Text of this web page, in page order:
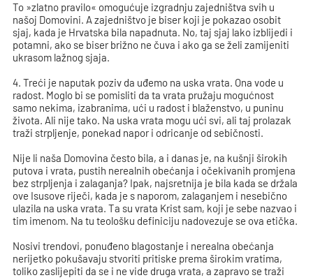
To »zlatno pravilo« omogućuje izgradnju zajedništva svih u
našoj Domovini. A zajedništvo je biser koji je pokazao osobit
sjaj, kada je Hrvatska bila napadnuta. No, taj sjaj lako izblijedi i
potamni, ako se biser brižno ne čuva i ako ga se želi zamijeniti
ukrasom lažnog sjaja.
4. Treći je naputak poziv da uđemo na uska vrata. Ona vode u
radost. Moglo bi se pomisliti da ta vrata pružaju mogućnost
samo nekima, izabranima, ući u radost i blaženstvo, u puninu
života. Ali nije tako. Na uska vrata mogu ući svi, ali taj prolazak
traži strpljenje, ponekad napor i odricanje od sebičnosti.
Nije li naša Domovina često bila, a i danas je, na kušnji širokih
putova i vrata, pustih nerealnih obećanja i očekivanih promjena
bez strpljenja i zalaganja? Ipak, najsretnija je bila kada se držala
ove Isusove riječi, kada je s naporom, zalaganjem i nesebično
ulazila na uska vrata. Ta su vrata Krist sam, koji je sebe nazvao i
tim imenom. Na tu teološku definiciju nadovezuje se ova etička.
Nosivi trendovi, ponuđeno blagostanje i nerealna obećanja
nerijetko pokušavaju stvoriti pritiske prema širokim vratima,
toliko zaslijepiti da se i ne vide druga vrata, a zapravo se traži